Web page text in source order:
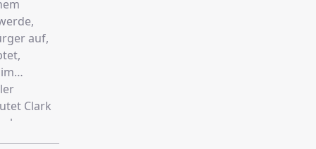
auf,
Clark